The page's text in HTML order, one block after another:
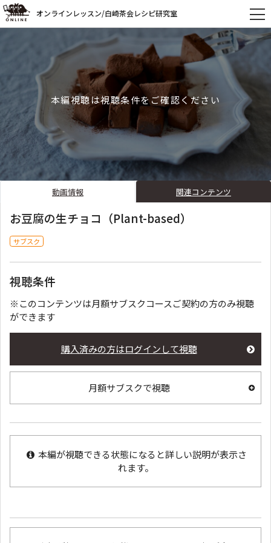
オンラインレッスン/白崎茶会レシピ研究室
本編視聴は視聴条件をご確認ください
動画情報 関連コンテンツ
お豆腐の生チョコ（Plant-based）
サブスク
視聴条件
※このコンテンツは月額サブスクコースご契約の方のみ視聴
ができます
購入済みの方はログインして視聴
月額サブスクで視聴
本編が視聴できる状態になると詳しい説明が表示さ
れます。